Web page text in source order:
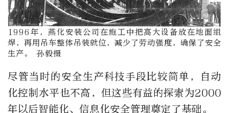
1996年，燕化安装公司在施工中把高大设备放在地面组
焊，再用吊车整体吊装就位，减少了劳动强度，确保了安全
生产。 孙毅摄
尽管当时的安全生产科技手段比较简单，自动
化控制水平也不高，但这些有益的探索为2000
年以后智能化、信息化安全管理奠定了基础。